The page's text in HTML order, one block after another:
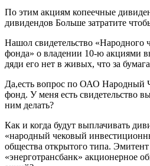
По этим акциям копеечные
дивидендов Больше затратите
Нашол свидетельство «Народного
фонда» о владении 10-ю акциями
дяди его нет в живых, что за
Да,есть вопрос по ОАО Народный
фонд. У меня есть свидетельство
ним делать?
Как и когда будут выплачивать
«народный чековый
общества открытого типа.
«энерготрансбанк» акционерное